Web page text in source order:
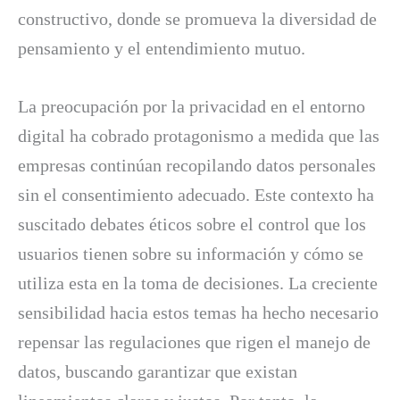
constructivo, donde se promueva la diversidad de
pensamiento y el entendimiento mutuo.
La preocupación por la privacidad en el entorno
digital ha cobrado protagonismo a medida que las
empresas continúan recopilando datos personales
sin el consentimiento adecuado. Este contexto ha
suscitado debates éticos sobre el control que los
usuarios tienen sobre su información y cómo se
utiliza esta en la toma de decisiones. La creciente
sensibilidad hacia estos temas ha hecho necesario
repensar las regulaciones que rigen el manejo de
datos, buscando garantizar que existan